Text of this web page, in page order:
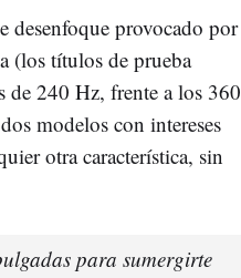
desenfoque provocado por
(los títulos de prueba
de 240 Hz, frente a los 360
modelos con intereses
otra característica, sin
para sumergirte